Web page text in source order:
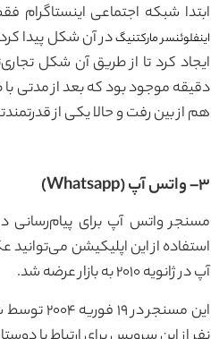
ابتدا شبکه اجتماعی
اینفلوئنسر مارکتنیگدر آن شکل پیدا
هم از بین رفت و حالا یکی از
۳– واتس آپ (Whatsapp
)
مسنجر واتس آپ برای
استفاده از این اپلیکیشن
آپ در ژانویه ۲۰۱۰ به بازار عرضه شد.